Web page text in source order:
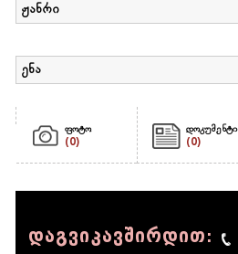
ჟანრი
ენა
ფოტო
(0)
დოკუმენტი
(0)
დაგვიკავშირდით: